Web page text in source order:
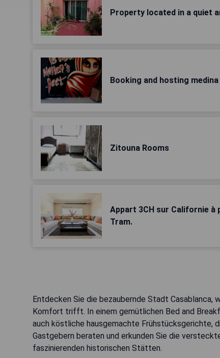
Property located in a quiet
Booking and hosting medina
Zitouna Rooms
Appart 3CH sur Californie
Tram.
Entdecken Sie die bezaubernde Stadt
Komfort trifft. In einem gemütlichen Bed and
auch köstliche hausgemachte Frühstücksgerichte,
Gastgebern beraten und erkunden Sie die
faszinierenden historischen Stätten.